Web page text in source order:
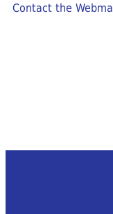
Contact the